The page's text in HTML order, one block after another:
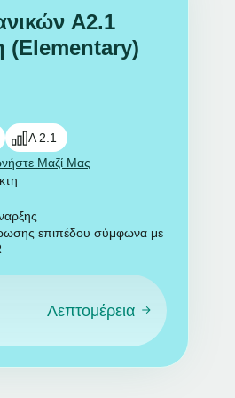
A2.1
(Elementary)
A 2.1
Μαζί Μας
επιπέδου σύμφωνα με
Λεπτομέρεια